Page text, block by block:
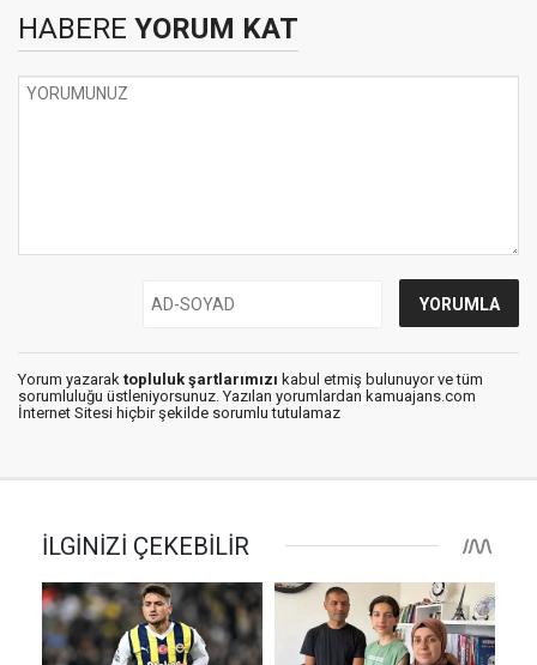
HABERE YORUM KAT
Yorum yazarak topluluk şartlarımızı kabul etmiş bulunuyor ve tüm
sorumluluğu üstleniyorsunuz. Yazılan yorumlardan kamuajans.com
İnternet Sitesi hiçbir şekilde sorumlu tutulamaz